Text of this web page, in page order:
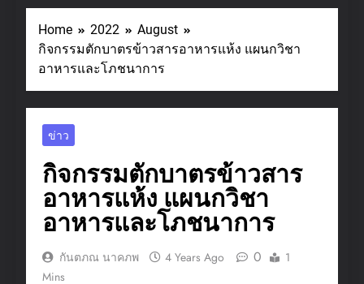
Home 2022
August
กิจกรรมตักบาตรข้าวสารอาหารแห้ง แผนกวิชา
อาหารและโภชนาการ
ข่าว
กิจกรรมตักบาตรข้าวสาร
อาหารแห้ง แผนกวิชา
อาหารและโภชนาการ
กันตภณ นาคภพ 4 Years Ago 0
1
Mins